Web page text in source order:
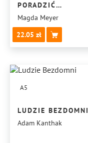
PORADZIĆ
Z TOKSYCZNĄ
MATKĄ
Magda Meyer
22.05
A5
LUDZIE BEZDOMNI
Adam Kanthak